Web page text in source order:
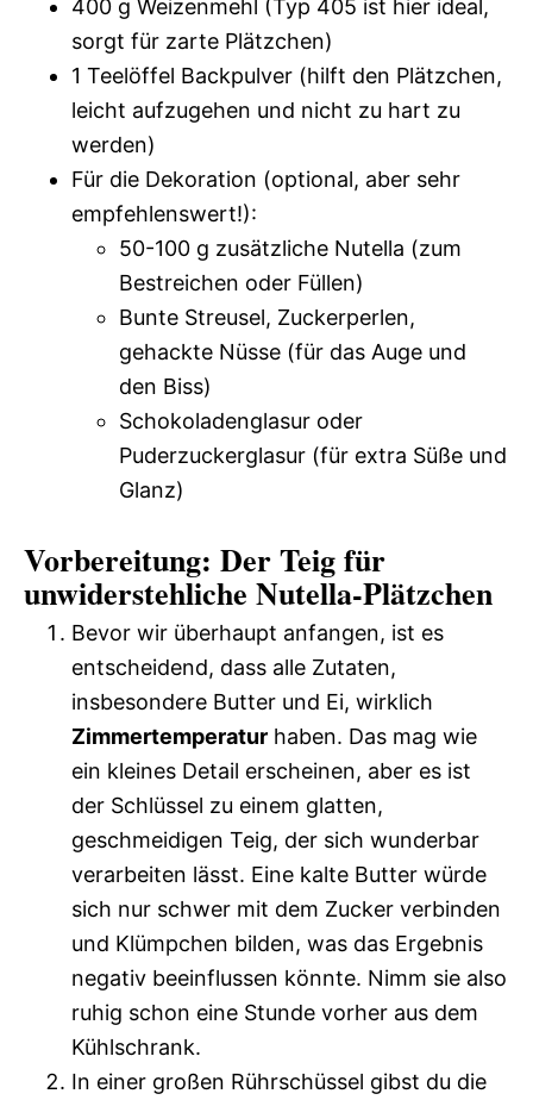
400 g Weizenmehl (Typ 405 ist hier ideal,
sorgt für zarte Plätzchen)
1 Teelöffel Backpulver (hilft den Plätzchen,
leicht aufzugehen und nicht zu hart zu
werden)
Für die Dekoration (optional, aber sehr
empfehlenswert!):
50-100 g zusätzliche Nutella (zum
Bestreichen oder Füllen)
Bunte Streusel, Zuckerperlen,
gehackte Nüsse (für das Auge und
den Biss)
Schokoladenglasur oder
Puderzuckerglasur (für extra Süße und
Glanz)
Vorbereitung: Der Teig für
unwiderstehliche Nutella-Plätzchen
Bevor wir überhaupt anfangen, ist es
entscheidend, dass alle Zutaten,
insbesondere Butter und Ei, wirklich
Zimmertemperatur haben. Das mag wie
ein kleines Detail erscheinen, aber es ist
der Schlüssel zu einem glatten,
geschmeidigen Teig, der sich wunderbar
verarbeiten lässt. Eine kalte Butter würde
sich nur schwer mit dem Zucker verbinden
und Klümpchen bilden, was das Ergebnis
negativ beeinflussen könnte. Nimm sie also
ruhig schon eine Stunde vorher aus dem
Kühlschrank.
In einer großen Rührschüssel gibst du die